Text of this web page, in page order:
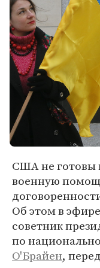
США не готовы
военную
Об этом в эфире
советник
по
О'Брайен,